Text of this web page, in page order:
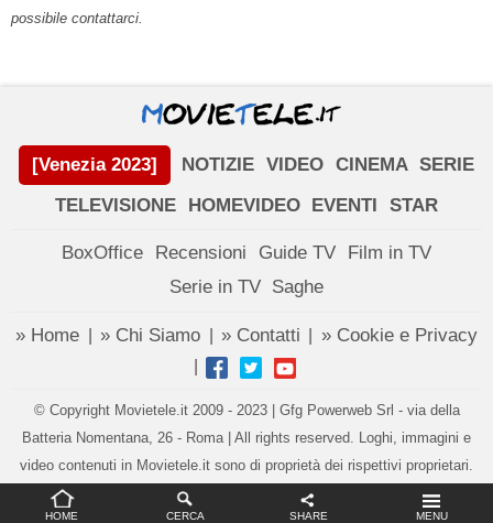
HOME CERCA SHARE MENU
possibile contattarci.
[Venezia 2023] NOTIZIE VIDEO CINEMA SERIE
TELEVISIONE
HOMEVIDEO EVENTI STAR
BoxOffice Recensioni Guide TV
Film in TV
Serie in TV Saghe
» Home » Chi Siamo » Contatti » Cookie e Privacy
© Copyright Movietele.it 2009 - 2023 | Gfg Powerweb Srl - via della
Batteria Nomentana, 26 - Roma | All rights reserved. Loghi, immagini e
video contenuti in Movietele.it sono di proprietà dei rispettivi proprietari.
Impostazioni privacy